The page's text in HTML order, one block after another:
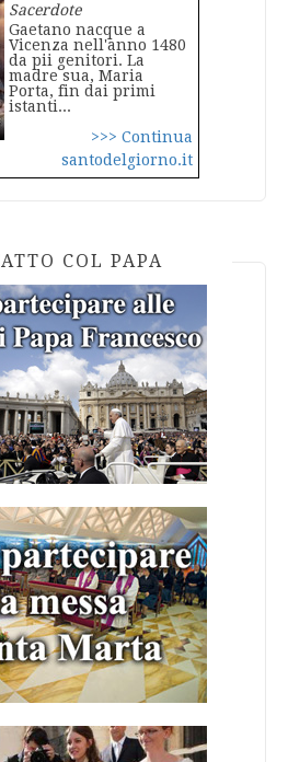
Sacerdote
Gaetano nacque a
Vicenza nell'anno 1480
da pii genitori. La
madre sua, Maria
Porta, fin dai primi
istanti...
>>> Continua
santodelgiorno.it
COL PAPA